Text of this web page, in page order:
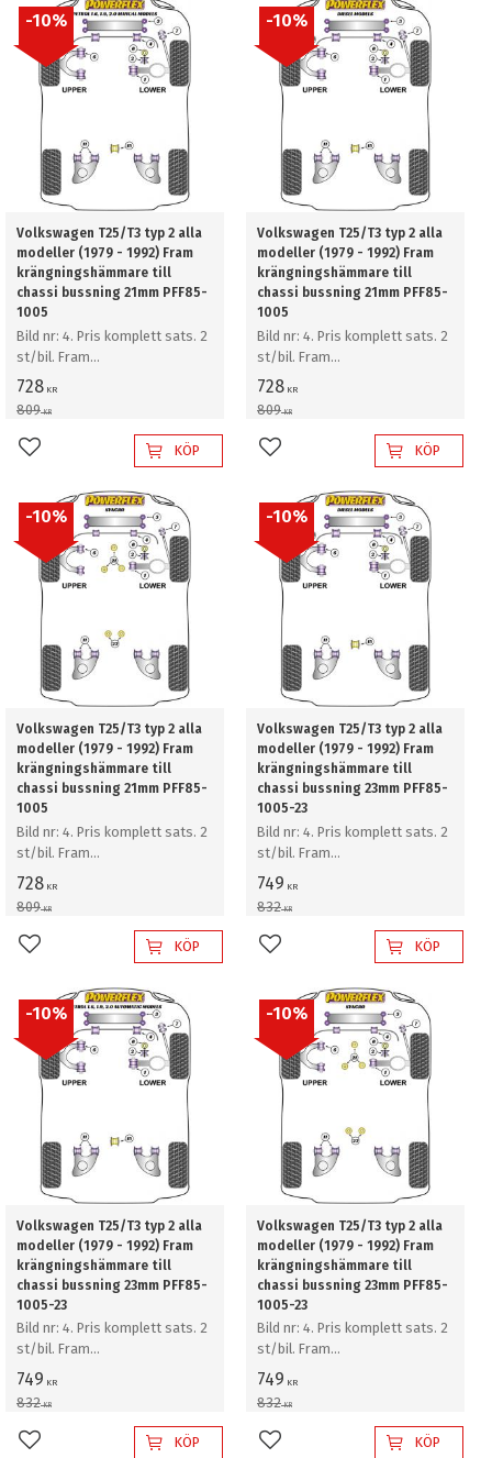
Volkswagen T25/T3 typ 2 alla
modeller (1979 - 1992) Fram
krängningshämmare till
chassi bussning 21mm PFF85-
1005
Bild nr: 4. Pris komplett sats. 2
st/bil. Fram
krängningshämmare till chassi
bussning 21mm
728 KR
809KR
10%
Lägg till i favoriterKÖP
Volkswagen T25/T3 typ 2 alla
modeller (1979 - 1992) Fram
krängningshämmare till
chassi bussning 21mm PFF85-
1005
Bild nr: 4. Pris komplett sats. 2
st/bil. Fram
krängningshämmare till chassi
bussning 21mm
728 KR
809KR
10%
Lägg till i favoriterKÖP
Volkswagen T25/T3 typ 2 alla
modeller (1979 - 1992) Fram
krängningshämmare till
chassi bussning 21mm PFF85-
1005
Bild nr: 4. Pris komplett sats. 2
st/bil. Fram
krängningshämmare till chassi
bussning 21mm
728 KR
809KR
10%
Lägg till i favoriterKÖP
Volkswagen T25/T3 typ 2 alla
modeller (1979 - 1992) Fram
krängningshämmare till
chassi bussning 23mm PFF85-
1005-23
Bild nr: 4. Pris komplett sats. 2
st/bil. Fram
krängningshämmare till chassi
bussning 23mm
749 KR
832KR
10%
Lägg till i favoriterKÖP
Volkswagen T25/T3 typ 2 alla
modeller (1979 - 1992) Fram
krängningshämmare till
chassi bussning 23mm PFF85-
1005-23
Bild nr: 4. Pris komplett sats. 2
st/bil. Fram
krängningshämmare till chassi
bussning 23mm
749 KR
832KR
10%
Lägg till i favoriterKÖP
Volkswagen T25/T3 typ 2 alla
modeller (1979 - 1992) Fram
krängningshämmare till
chassi bussning 23mm PFF85-
1005-23
Bild nr: 4. Pris komplett sats. 2
st/bil. Fram
krängningshämmare till chassi
bussning 23mm
749 KR
832KR
10%
Lägg till i favoriterKÖP